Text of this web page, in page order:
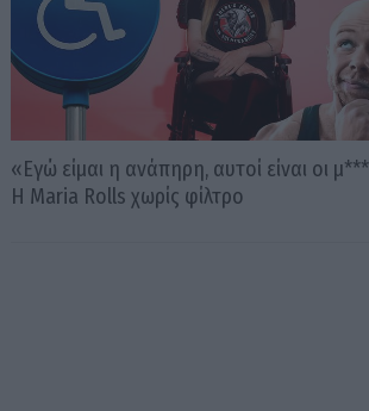
«Εγώ είμαι η ανάπηρη, αυτοί είναι οι
Η Maria Rolls χωρίς φίλτρο